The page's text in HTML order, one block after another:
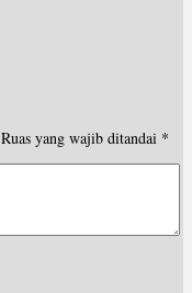
Ruas yang wajib ditandai *